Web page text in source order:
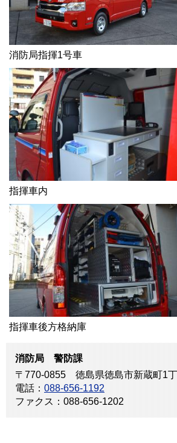
消防局指揮1号車
指揮車内
指揮車後方格納庫
消防局 警防課
〒770-0855 徳島県徳島市新蔵町1
電話： 088-656-1192
ファクス：088-656-1202